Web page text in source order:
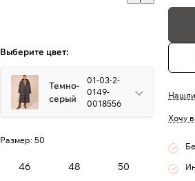
Выберите цвет:
Темно-
серый
01-03-2-
0149-
0018556
Размер: 50
46 48 50
Хочу